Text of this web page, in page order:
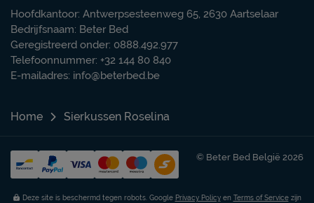
Hoofdkantoor: Antwerpsesteenweg 65, 2630 Aartselaar
Bedrijfsnaam: Beter Bed
Geregistreerd onder: 0888.492.977
Telefoonnummer: +32 144 80 840
E-mailadres: info@beterbed.be
Home Sierkussen Roselina
© Beter Bed België 2026
Deze site is beschermd tegen robots. Google Privacy Policyen Terms of Servicezijn